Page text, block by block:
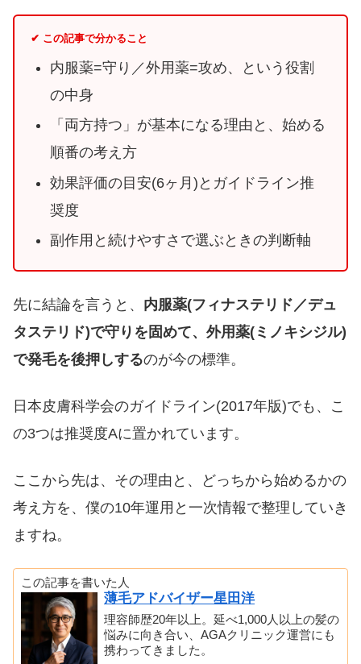
✔ この記事で分かること
内服薬=守り／外用薬=攻め、という役割
の中身
「両方持つ」が基本になる理由と、始める
順番の考え方
効果評価の目安(6ヶ月)とガイドライン推
奨度
副作用と続けやすさで選ぶときの判断軸
先に結論を言うと、 内服薬(フィナステリド／デュ
タステリド)で守りを固めて、外用薬(ミノキシジル)
で発毛を後押しするのが今の標準。
日本皮膚科学会のガイドライン(2017年版)でも、こ
の3つは推奨度Aに置かれています。
ここから先は、その理由と、どっちから始めるかの
考え方を、僕の10年運用と一次情報で整理していき
ますね。
この記事を書いた人
薄毛アドバイザー星田洋
理容師歴20年以上。延べ1,000人以上の髪の
悩みに向き合い、AGAクリニック運営にも
携わってきました。